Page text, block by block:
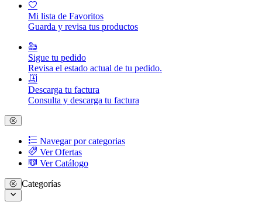
Mi lista de Favoritos
Guarda y revisa tus productos
Sigue tu pedido
Revisa el estado actual de tu pedido.
Descarga tu factura
Consulta y descarga tu factura
Navegar por categorias
Ver Ofertas
Ver Catálogo
Categorías